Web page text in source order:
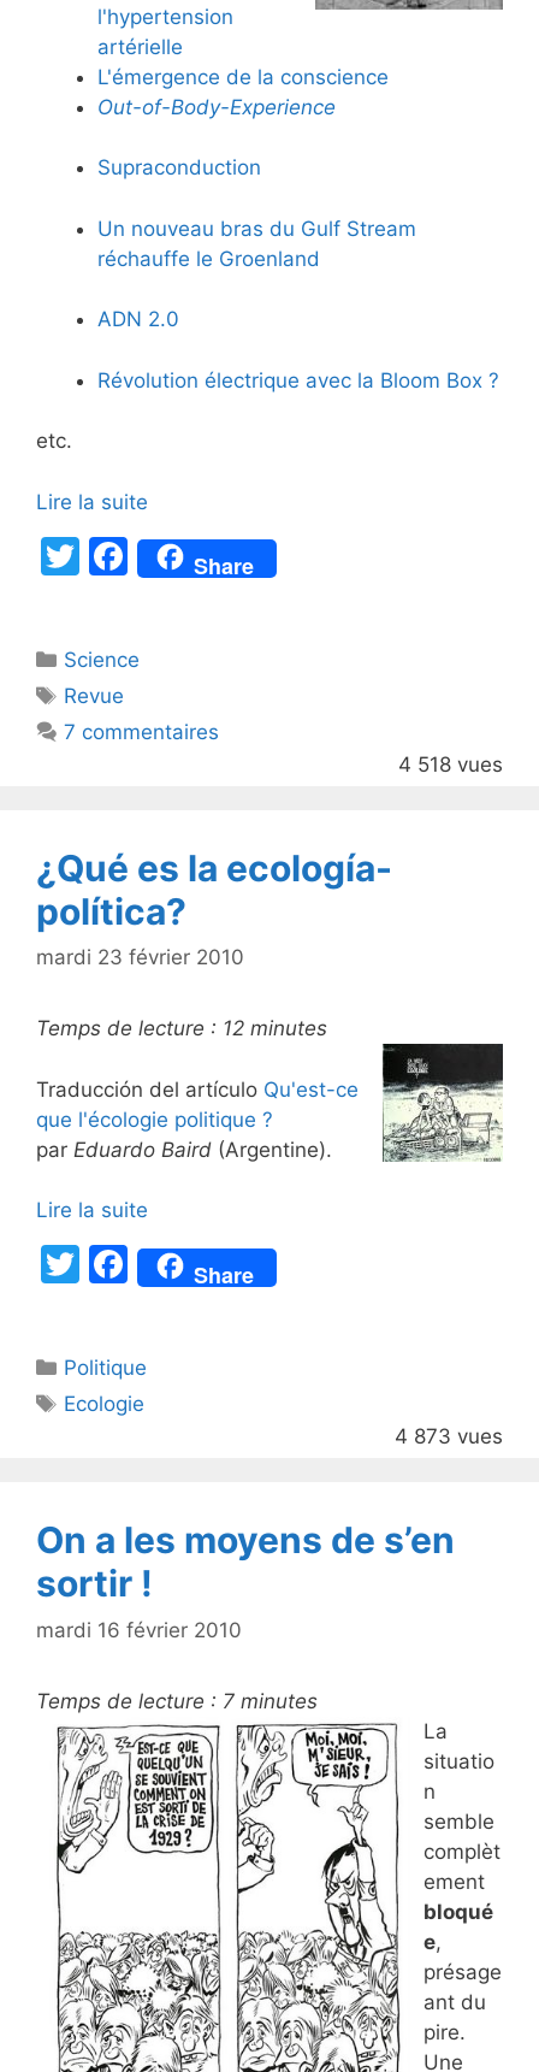
l'hypertension
artérielle
L'émergence de la conscience
Out-of-Body-Experience
Supraconduction
Un nouveau bras du Gulf Stream
réchauffe le Groenland
ADN 2.0
Révolution électrique avec la Bloom Box ?
etc.
Lire la suite
T
er
F
a
e
o
Share
Catégories
Science
Étiquettes
Revue
7 commentaires
4 518 vues
¿Qué es la ecología-
política?
mardi 23 février 2010
Temps de lecture : 12 minutes
Traducción del artículo Qu'est-ce
que l'écologie politique ?
par Eduardo Baird (Argentine).
Lire la suite
T
er
F
a
e
b
k
Share
Catégories
Politique
Étiquettes
Ecologie
4 873 vues
On a les moyens de s’en
sortir !
mardi 16 février 2010
Temps de lecture : 7 minutes
La
situatio
n
semble
complèt
ement
bloqué
e,
présage
ant du
pire.
Une